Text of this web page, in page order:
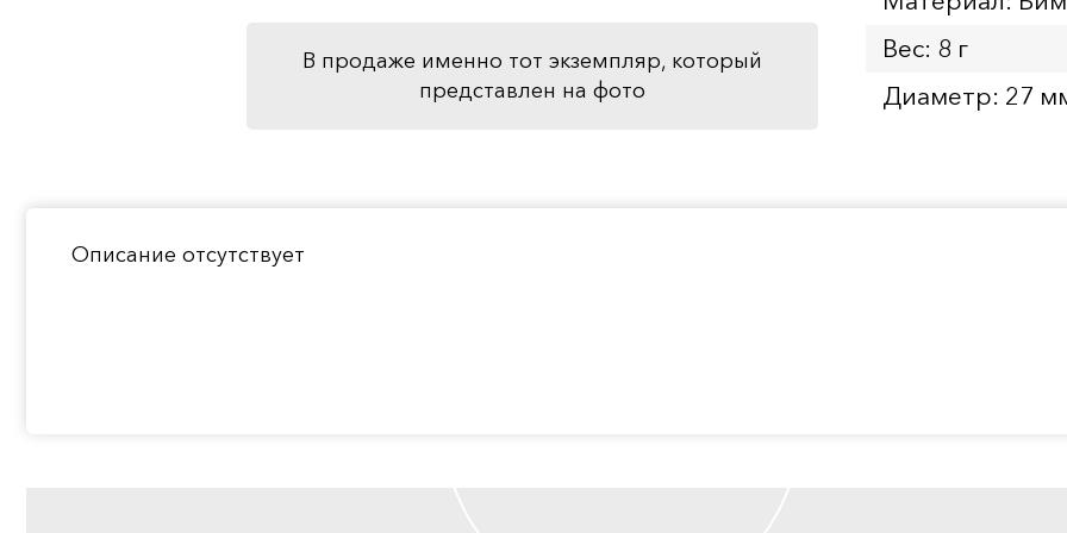
В продаже именно тот экземпляр, который
представлен на фото
Вес: 8 г
Диаметр: 27
Описание отсутствует